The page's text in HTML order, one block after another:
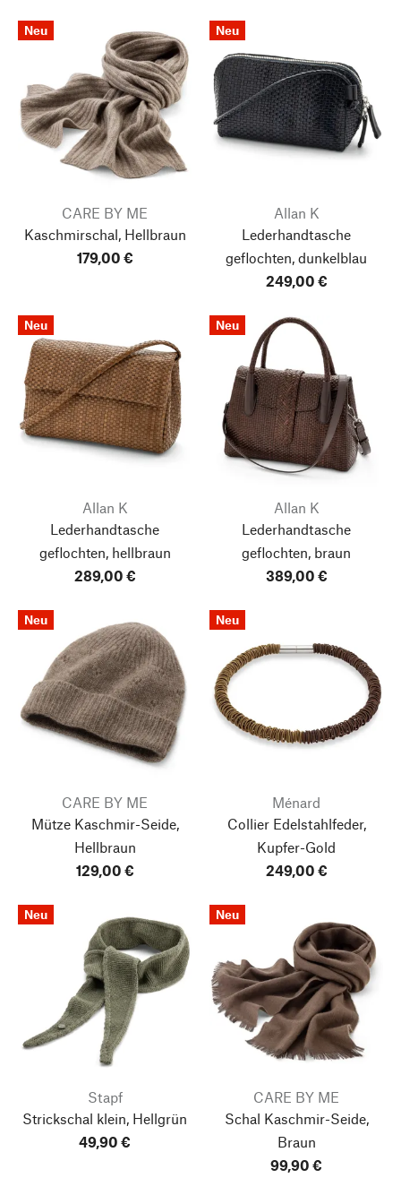
Neu
CARE BY ME
Kaschmirschal, Hellbraun
179,00 €
Neu
Allan K
Lederhandtasche
geflochten, dunkelblau
249,00 €
Neu
Allan K
Lederhandtasche
geflochten, hellbraun
289,00 €
Neu
Allan K
Lederhandtasche
geflochten, braun
389,00 €
Neu
CARE BY ME
Mütze Kaschmir-Seide,
Hellbraun
129,00 €
Neu
Ménard
Collier Edelstahlfeder,
Kupfer-Gold
249,00 €
Neu
Stapf
Strickschal klein, Hellgrün
49,90 €
Neu
CARE BY ME
Schal Kaschmir-Seide,
Braun
99,90 €